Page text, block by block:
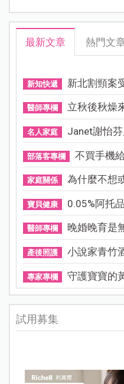
最新文章 熱門文
新知快遞 新北割頸案
醫師專欄 立秋後秋燥
名人家庭 Janet謝怡
部落客專欄 不買手機
家庭關係 為什麼不想
寶貝健康 0.05%阿托
醫師專欄 晚婚晚育是
產後照護 小說家青竹
專家專欄 守護寶寶的
試用募集